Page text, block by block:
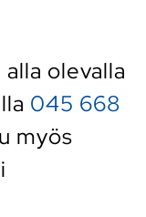
olevalla
045 668
myös